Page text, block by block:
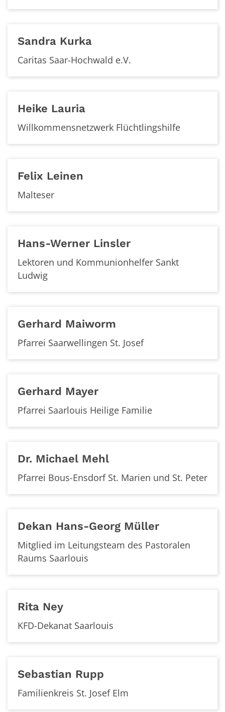
Sandra Kurka
Caritas Saar-Hochwald e.V.
Heike Lauria
Willkommensnetzwerk Flüchtlingshilfe
Felix Leinen
Malteser
Hans-Werner Linsler
Lektoren und Kommunionhelfer Sankt
Ludwig
Gerhard Maiworm
Pfarrei Saarwellingen St. Josef
Gerhard Mayer
Pfarrei Saarlouis Heilige Familie
Dr. Michael Mehl
Pfarrei Bous-Ensdorf St. Marien und St. Peter
Dekan Hans-Georg Müller
Mitglied im Leitungsteam des Pastoralen
Raums Saarlouis
Rita Ney
KFD-Dekanat Saarlouis
Sebastian Rupp
Familienkreis St. Josef Elm